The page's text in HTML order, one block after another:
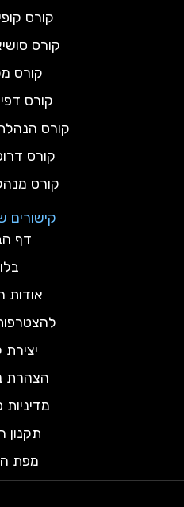
קורס
קורס
קורס
קורס
קורס
קורס
קורס
קישורים
דף
אודות
הצהרת
מדיניות
תקנון
מפת